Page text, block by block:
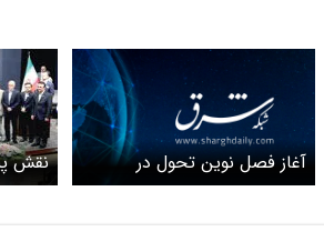
آغاز فصل نوین تحول در
گردشگری پایدار